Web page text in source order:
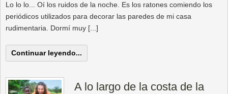
Lo lo lo... Oí los ruidos de la noche. Es los ratones comiendo los
periódicos utilizados para decorar las paredes de mi casa
rudimentaria. Dormí muy [...]
Continuar leyendo...
A lo largo de la costa de la